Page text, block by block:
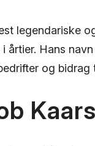
legendariske
i årtier. Hans
og